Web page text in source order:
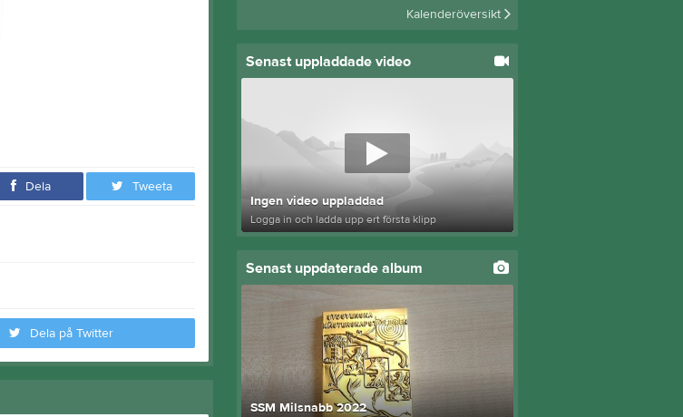
Dela Tweeta
Dela på Twitter
Kalenderöversikt
Senast uppladdade video
Ingen video uppladdad
Logga in och ladda upp ert första klipp
Senast uppdaterade album
SSM Milsnabb 2022